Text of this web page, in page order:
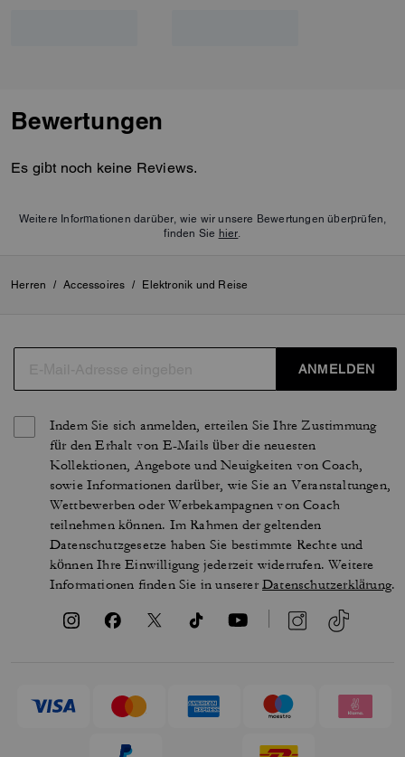
Bewertungen
Es gibt noch keine Reviews.
Weitere Informationen darüber, wie wir unsere Bewertungen überprüfen,
finden Sie hier.
Herren / Accessoires / Elektronik und Reise
ANMELDEN
Indem Sie sich anmelden, erteilen Sie Ihre Zustimmung
für den Erhalt von E-Mails über die neuesten
Kollektionen, Angebote und Neuigkeiten von Coach,
sowie Informationen darüber, wie Sie an Veranstaltungen,
Wettbewerben oder Werbekampagnen von Coach
teilnehmen können. Im Rahmen der geltenden
Datenschutzgesetze haben Sie bestimmte Rechte und
können Ihre Einwilligung jederzeit widerrufen. Weitere
Informationen finden Sie in unsererDatenschutzerklärung.